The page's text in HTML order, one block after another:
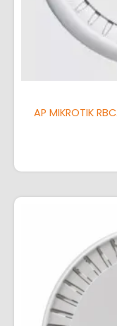
AP MIKROTIK